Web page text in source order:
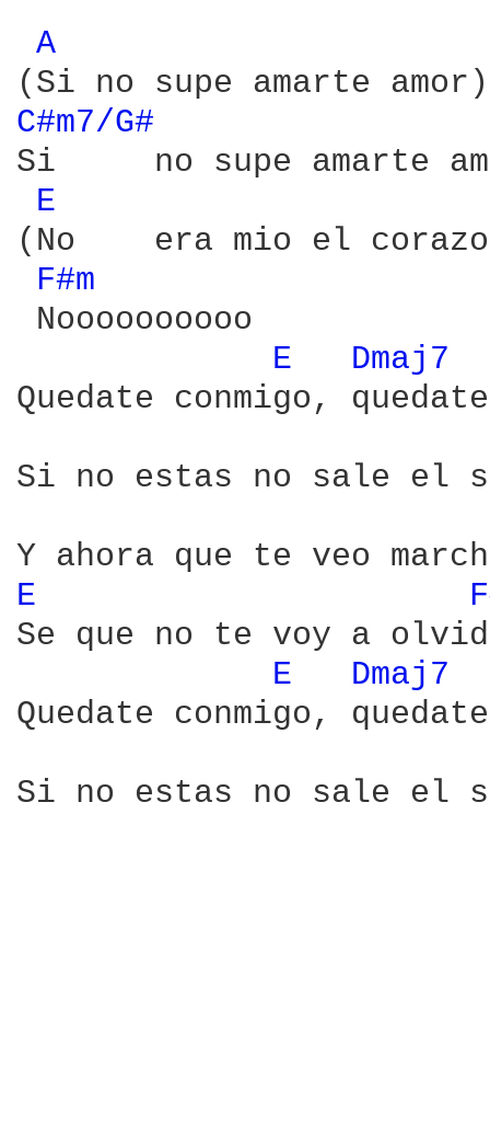
A
C#m7/G#
Si     no supe amarte
E
(No    era mio el
F#m
Noooooooooo
E
Dmaj7
Quedate conmigo,
Si no estas no sale el
E
Se que no te voy a
E
Dmaj7
Quedate conmigo,